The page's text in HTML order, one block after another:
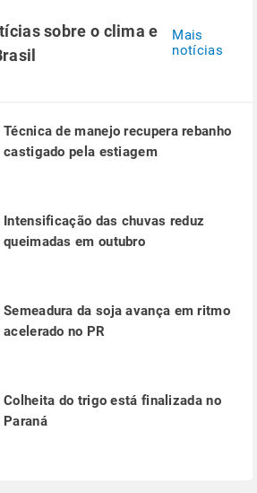
sobre o clima e
Mais
notícias
Técnica de manejo recupera rebanho
castigado pela estiagem
Intensificação das chuvas reduz
queimadas em outubro
Semeadura da soja avança em ritmo
acelerado no PR
Colheita do trigo está finalizada no
Paraná